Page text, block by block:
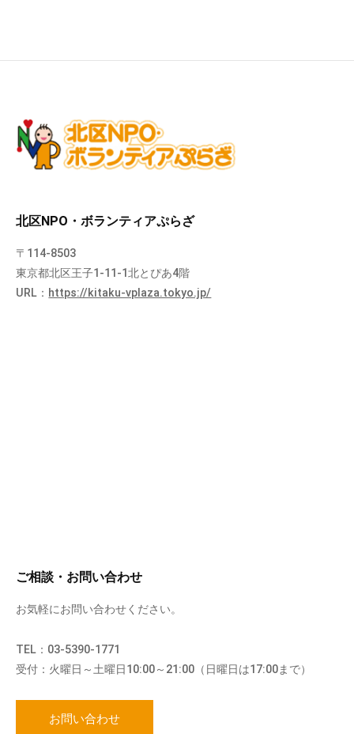
北区NPO・ボランティアぷらざ
〒114-8503
東京都北区王子1-11-1北とぴあ4階
URL： https://kitaku-vplaza.tokyo.jp/
ご相談・お問い合わせ
お気軽にお問い合わせください。
TEL：03-5390-1771
受付：火曜日～土曜日10:00～21:00（日曜日は17:00まで）
お問い合わせ